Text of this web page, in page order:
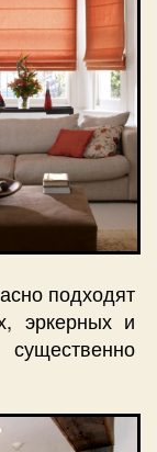
подходят
эркерных и